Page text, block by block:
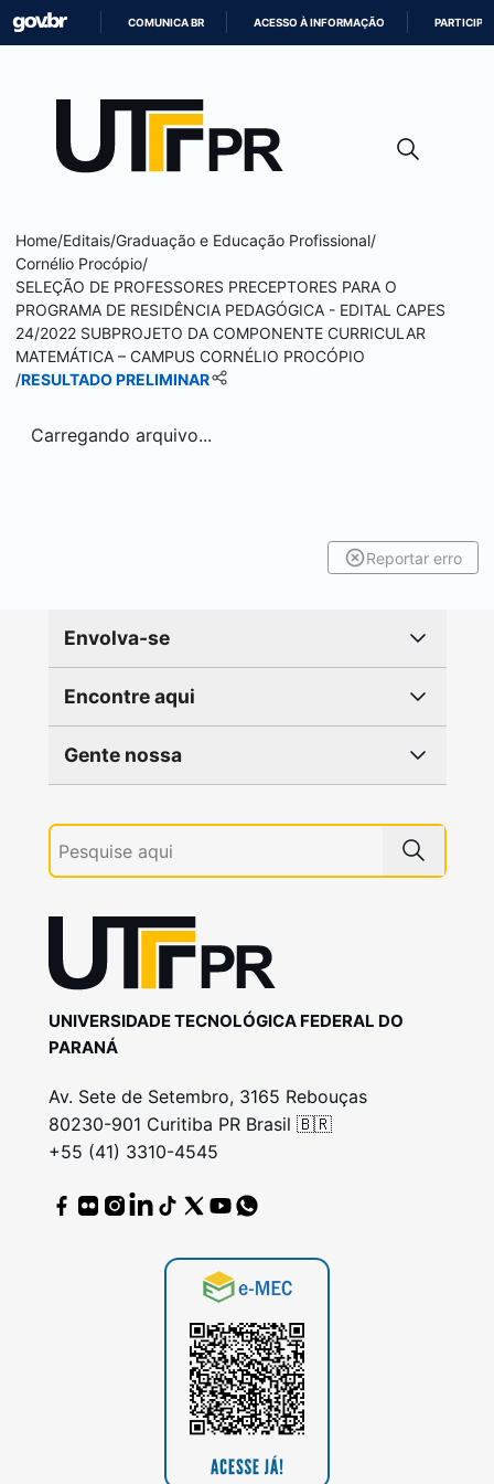
CONTEÚDO
COMUNICA BR ACESSO À INFORMAÇÃO PARTICIPE
Home/Editais/Graduação e Educação Profissional/
Cornélio Procópio/
SELEÇÃO DE PROFESSORES PRECEPTORES PARA O
PROGRAMA DE RESIDÊNCIA PEDAGÓGICA - EDITAL CAPES
24/2022 SUBPROJETO DA COMPONENTE CURRICULAR
MATEMÁTICA – CAMPUS CORNÉLIO PROCÓPIO
/RESULTADO PRELIMINAR
Carregando arquivo...
Reportar erro
Envolva-se
Encontre aqui
Gente nossa
UNIVERSIDADE TECNOLÓGICA FEDERAL DO
PARANÁ
Av. Sete de Setembro, 3165 Rebouças
80230-901 Curitiba PR Brasil 🇧🇷
+55 (41) 3310-4545